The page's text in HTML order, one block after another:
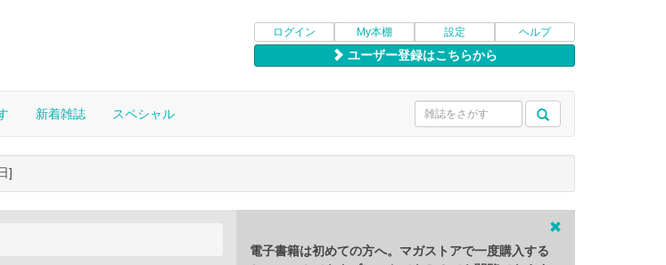
ログイン My本棚 設定 ヘルプ
ユーザー登録はこちらから
新着雑誌 スペシャル
]
電子書籍は初めての方へ。マガストアで一度購入する